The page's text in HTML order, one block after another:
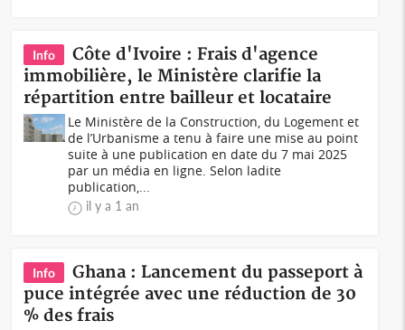
Info
Côte d'Ivoire : Frais d'agence
immobilière, le Ministère clarifie la
répartition entre bailleur et locataire
Le Ministère de la Construction, du Logement et
de l’Urbanisme a tenu à faire une mise au point
suite à une publication en date du 7 mai 2025
par un média en ligne. Selon ladite
publication,...
il y a 1 an
Info
Ghana : Lancement du passeport à
puce intégrée avec une réduction de 30
% des frais